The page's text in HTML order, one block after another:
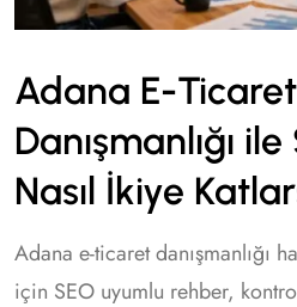
Adana E-Ticaret
Danışmanlığı ile
Nasıl İkiye
Adana e-ticaret danışmanlığı
için SEO uyumlu rehber,